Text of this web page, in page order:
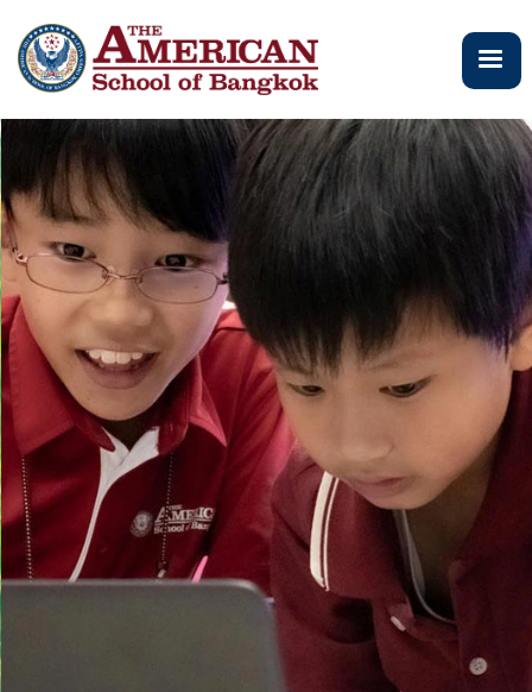
ไป
ยัง
เนื้อหา
หลัก